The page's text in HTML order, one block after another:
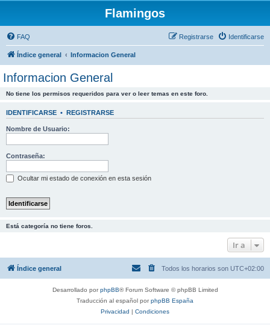
Flamingos
FAQ Identificarse
Registrarse
Índice general Informacion General
Informacion General
No tiene los permisos requeridos para ver o leer temas en este foro.
IDENTIFICARSE • REGISTRARSE
Nombre de Usuario:
Contraseña:
Ocultar mi estado de conexión en esta sesión
Está categoría no tiene foros.
Ir a
Índice general Todos los horarios son UTC+02:00
Desarrollado porphpBB® Forum Software © phpBB Limited
Traducción al español porphpBB España
Privacidad | Condiciones